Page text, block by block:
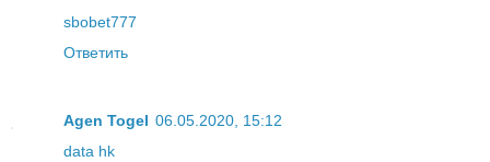
sbobet777
Ответить
Agen Togel 06.05.2020, 15:12
data hk